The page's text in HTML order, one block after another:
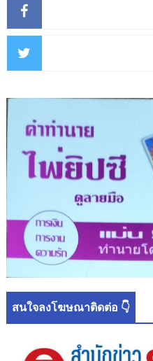
สนใจลงโฆษณาติดต่อ 👇